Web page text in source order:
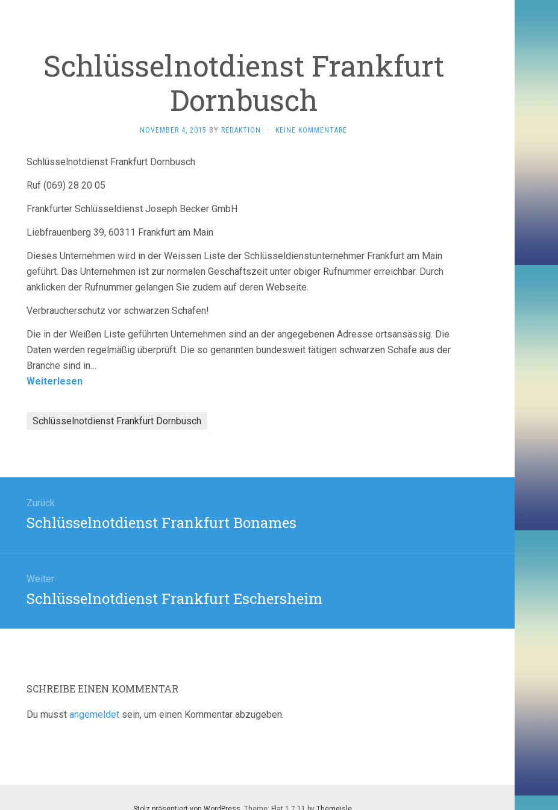
Schlüsselnotdienst Frankfurt
Dornbusch
NOVEMBER 4, 2015 BY REDAKTION · KEINE KOMMENTARE
Schlüsselnotdienst Frankfurt Dornbusch
Ruf (069) 28 20 05
Frankfurter Schlüsseldienst Joseph Becker GmbH
Liebfrauenberg 39, 60311 Frankfurt am Main
Dieses Unternehmen wird in der Weissen Liste der Schlüsseldienstunternehmer Frankfurt am Main
geführt. Das Unternehmen ist zur normalen Geschäftszeit unter obiger Rufnummer erreichbar. Durch
anklicken der Rufnummer gelangen Sie zudem auf deren Webseite.
Verbraucherschutz vor schwarzen Schafen!
Die in der Weißen Liste geführten Unternehmen sind an der angegebenen Adresse ortsansässig. Die
Daten werden regelmäßig überprüft. Die so genannten bundesweit tätigen schwarzen Schafe aus der
Branche sind in…
Weiterlesen
Schlüsselnotdienst Frankfurt Dornbusch
Zurück
Vorheriger
Schlüsselnotdienst Frankfurt Bonames
Weiter
Nächster
Schlüsselnotdienst Frankfurt Eschersheim
SCHREIBE EINEN KOMMENTAR
Du musst angemeldet sein, um einen Kommentar abzugeben.